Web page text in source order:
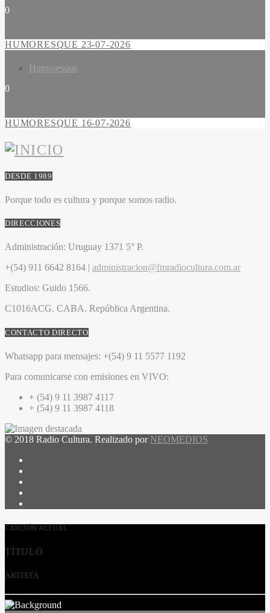
0
HUMORESQUE 23-07-2026
Humoresque
0
HUMORESQUE 16-07-2026
DESDE 1989
Porque todo es cultura y porque somos radio.
DIRECCIONES
Administración: Uruguay 1371 5° P.
+(54) 911 6642 8164 | administracion@fmradiocultura.com.ar
Estudios: Guido 1566.
C1016ACG. CABA. República Argentina.
CONTACTO DIRECTO
Whatsapp para mensajes: +(54) 9 11 5577 1192
Para comunicarse con emisiones en VIVO:
+ (54) 9 11 3987 4117
+ (54) 9 11 3987 4118
© 2018 Radio Cultura. Realizado por NEOMEDIOS
CANCIÓN ACTUAL
TÍTULO
ARTISTA